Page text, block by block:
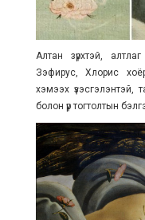
Алтан зүрхтэй,
Зэфирус, Хлорис
хэмээх үзэсгэлэнтэй,
болон үр тогтолтын